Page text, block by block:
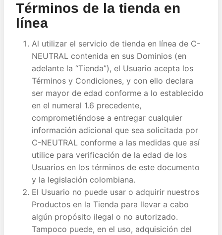
Términos de la tienda en
línea
Al utilizar el servicio de tienda en línea de C-
NEUTRAL contenida en sus Dominios (en
adelante la “Tienda”), el Usuario acepta los
Términos y Condiciones, y con ello declara
ser mayor de edad conforme a lo establecido
en el numeral 1.6 precedente,
comprometiéndose a entregar cualquier
información adicional que sea solicitada por
C-NEUTRAL conforme a las medidas que así
utilice para verificación de la edad de los
Usuarios en los términos de este documento
y la legislación colombiana.
El Usuario no puede usar o adquirir nuestros
Productos en la Tienda para llevar a cabo
algún propósito ilegal o no autorizado.
Tampoco puede, en el uso, adquisición del